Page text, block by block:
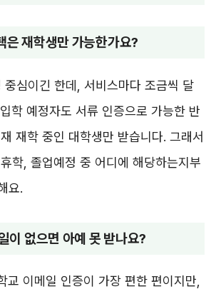
은 재학생만 가능한가요?
중심이긴 한데, 서비스마다 조금씩 달
학 예정자도 서류 인증으로 가능한 반
재학 중인 대학생만 받습니다. 그래서
학, 졸업예정 중 어디에 해당하는지부
요.
이 없으면 아예 못 받나요?
교 이메일 인증이 가장 편한 편이지만,